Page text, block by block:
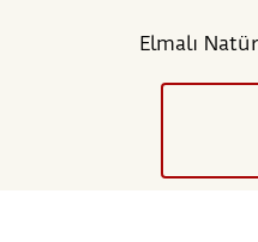
Elmalı